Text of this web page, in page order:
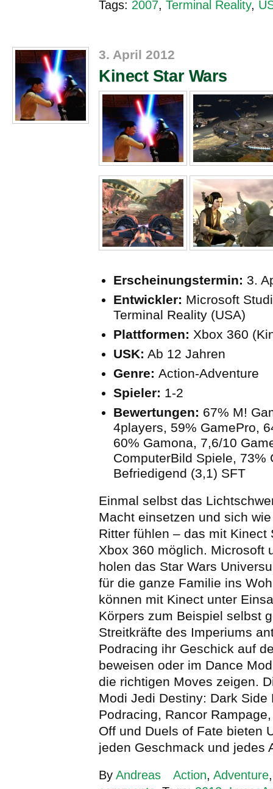
Tags: 2007, Terminal Reality,
3. April 2012
Kinect Star Wars
Erscheinungstermin: 3.
Entwickler: Microsoft
Terminal Reality (USA)
Plattformen: Xbox 360
USK: Ab 12 Jahren
Genre: Action-Adventure
Spieler: 1-2
Bewertungen: 67% M!
4players, 59% GamePro,
60% Gamona, 7,6/10
ComputerBild Spiele, 73%
Befriedigend (3,1) SFT
Einmal selbst das
Macht einsetzen und sich
Ritter fühlen – das mit Kinect
Xbox 360 möglich. Microsoft
holen das Star Wars
für die ganze Familie ins
können mit Kinect unter
Körpers zum Beispiel selbst
Streitkräfte des Imperiums
Podracing ihr Geschick auf
beweisen oder im Dance
die richtigen Moves zeigen.
Modi Jedi Destiny: Dark Side
Podracing, Rancor
Off und Duels of Fate bieten
jeden Geschmack und jedes
By Andreas Action, Adventure